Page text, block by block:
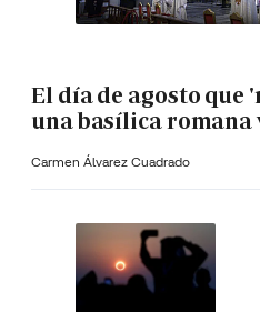
El día de agosto que
una basílica romana
Carmen Álvarez Cuadrado